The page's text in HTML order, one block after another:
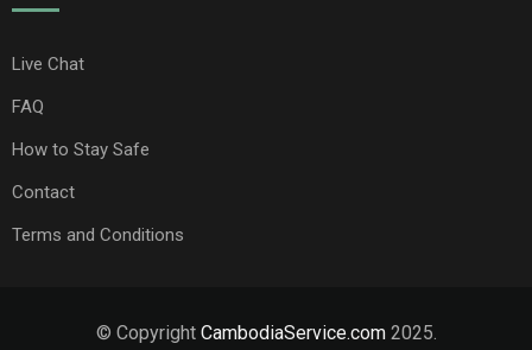
Live Chat
FAQ
How to Stay Safe
Contact
Terms and Conditions
© Copyright CambodiaService.com2025.